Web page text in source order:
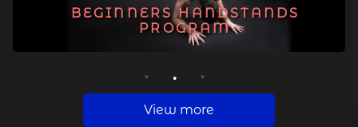
BEGINNERS HANDSTANDS
PROGRAM
1 2 3
View more